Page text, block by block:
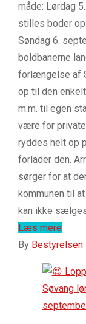
måde: Lørdag
stilles boder
Søndag 6.
boldbanerne
forlængelse af
op til den
m.m. til egen
være for private
ryddes helt op
forlader den.
sørger for at
kommunen til
kan ikke
Læs mere
By Bestyrelsen